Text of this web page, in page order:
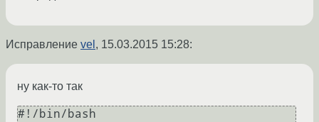
Исправление vel , 15.03.2015 15:28:
ну как-то так
#!/bin/bash